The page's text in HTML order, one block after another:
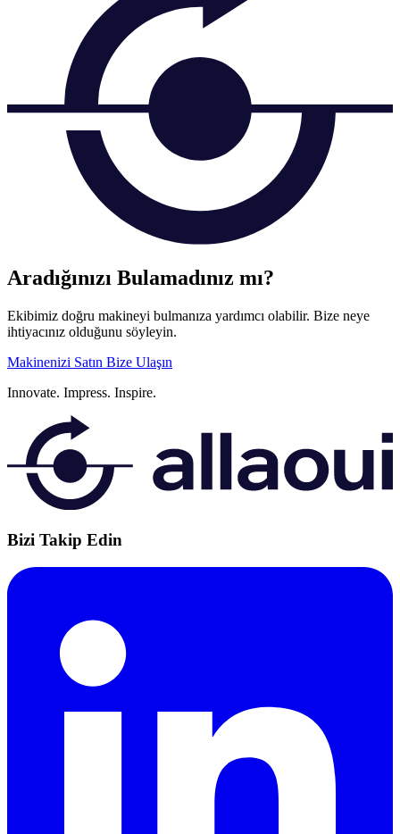
Aradığınızı Bulamadınız mı?
Ekibimiz doğru makineyi bulmanıza yardımcı olabilir. Bize neye
ihtiyacınız olduğunu söyleyin.
Makinenizi Satın Bize Ulaşın
Innovate. Impress. Inspire.
Bizi Takip Edin